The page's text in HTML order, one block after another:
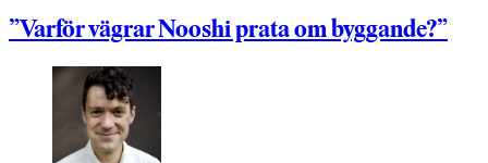
”Varför vägrar Nooshi prata om byggande?”